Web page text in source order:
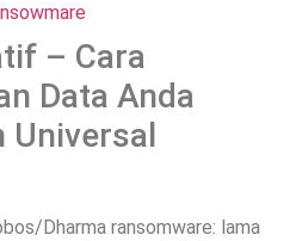
– Cara
Data Anda
Universal
Dharma ransomware: lama